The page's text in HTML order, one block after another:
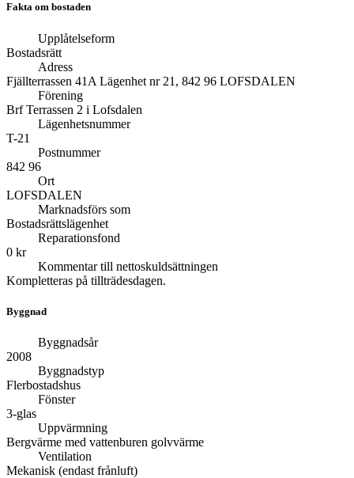
Fakta om bostaden
Upplåtelseform
Bostadsrätt
Adress
Fjällterrassen 41A Lägenhet nr 21, 842 96 LOFSDALEN
Förening
Brf Terrassen 2 i Lofsdalen
Lägenhetsnummer
T-21
Postnummer
842 96
Ort
LOFSDALEN
Marknadsförs som
Bostadsrättslägenhet
Reparationsfond
0 kr
Kommentar till nettoskuldsättningen
Kompletteras på tillträdesdagen.
Byggnad
Byggnadsår
2008
Byggnadstyp
Flerbostadshus
Fönster
3-glas
Uppvärmning
Bergvärme med vattenburen golvvärme
Ventilation
Mekanisk (endast frånluft)